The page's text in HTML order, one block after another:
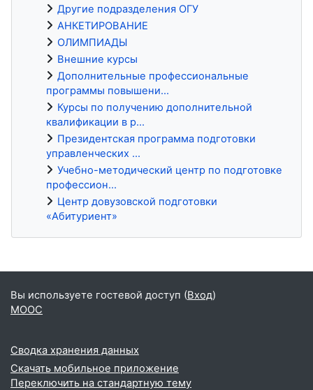
Другие подразделения ОГУ
АНКЕТИРОВАНИЕ
ОЛИМПИАДЫ
Внешние курсы
Дополнительные профессиональные
программы повышени...
Курсы по получению дополнительной
квалификации в р...
Президентская программа подготовки
управленческих ...
Учебно-методический центр по подготовке
профессион...
Центр довузовской подготовки
«Абитуриент»
Блоки
Вы используете гостевой доступ (Вход)
MOOC
Сводка хранения данных
Скачать мобильное приложение
Переключить на стандартную тему